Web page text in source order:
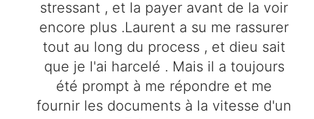
stressant , et la payer avant de la voir
encore plus .Laurent a su me rassurer
tout au long du process , et dieu sait
que je l'ai harcelé . Mais il a toujours
été prompt à me répondre et me
fournir les documents à la vitesse d'un